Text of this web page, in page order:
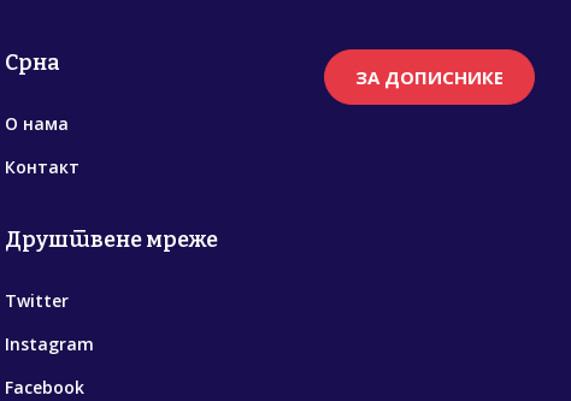
Срна
О нама
Контакт
Друштвене мреже
Twitter
Instagram
Facebook
ЗА ДОПИСНИКЕ